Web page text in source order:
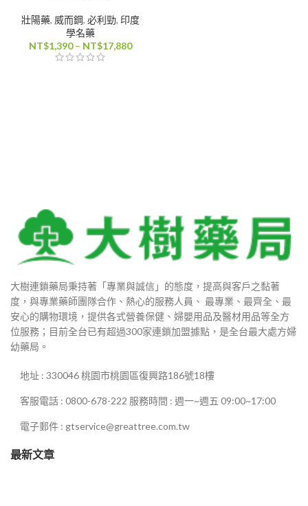
壯陽藥, 威而鋼, 必利勁, 印度
學名藥
NT$1,390 – NT$17,880價
大樹連鎖藥局秉持著「專業與誠信」的態度，提高與客戶之黏著
度，與專業藥師團隊合作、熱心的服務人員、 最專業、最齊全、最
安心的購物環境，提供各式營養保健、婦嬰用品及醫材用品等全方
位服務；目前全台已有超過300家連鎖加盟據點，是全台最大處方婦
幼藥局。
地址 : 330046 桃園市桃園區復興路186號18樓
客服電話 : 0800-678-222 服務時間 : 週一~週五 09:00~17:00
電子郵件 : gtservice@greattree.com.tw
最新文章